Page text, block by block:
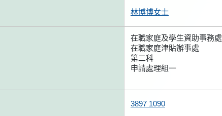
林博博女士
在職家庭及學生資助事務處
在職家庭津貼辦事處
第二科
申請處理組一
3897 1090